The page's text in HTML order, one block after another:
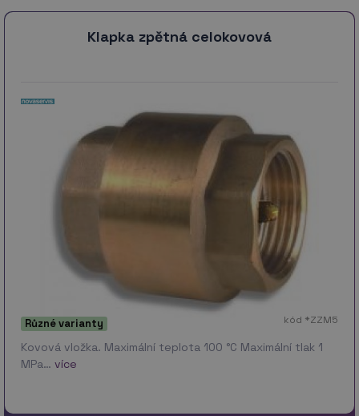
Klapka zpětná celokovová
kód *ZZM5
Různé varianty
Kovová vložka. Maximální teplota 100 °C Maximální tlak 1
MPa… více